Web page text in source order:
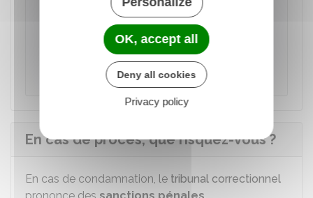
si vous pouvez apporter des données réelles
sur les rémunérations dissimulées versées
aux salariés, alors le redressement s'applique
sur ces données réelles.
En cas de procès, que risquez-vous ?
En cas de condamnation, le tribunal correctionnel
OK, accept all
Deny all cookies
Privacy policy